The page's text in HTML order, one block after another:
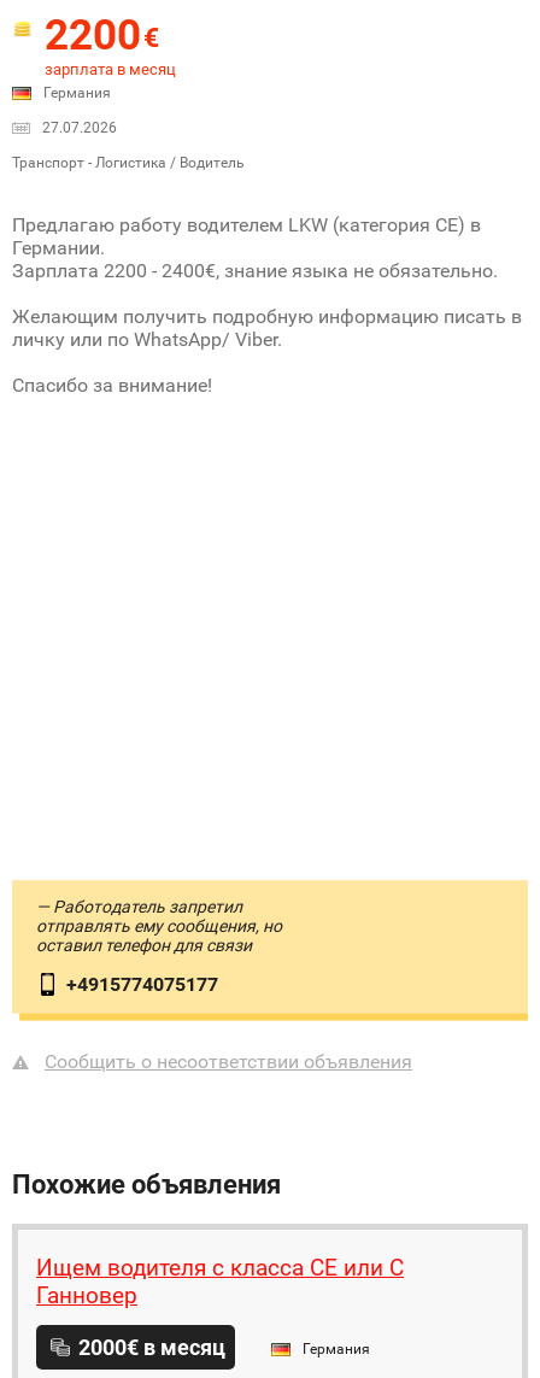
2200€
зарплата в месяц
Германия
27.07.2026
Транспорт - Логистика / Водитель
Предлагаю работу водителем LKW (категория CE) в
Германии.
Зарплата 2200 - 2400€, знание языка не обязательно.
Желающим получить подробную информацию писать в
личку или по WhatsApp/ Viber.
Спасибо за внимание!
— Работодатель запретил
отправлять ему сообщения, но
оставил телефон для связи
+4915774075177
Сообщить о несоответствии объявления
Похожие объявления
Ищем водителя с класса CE или C
Ганновер
2000€ в месяц Германия